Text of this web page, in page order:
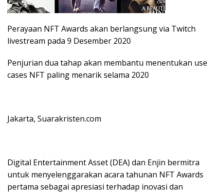
Perayaan NFT Awards akan berlangsung via Twitch
livestream pada 9 Desember 2020
Penjurian dua tahap akan membantu menentukan use
cases NFT paling menarik selama 2020
Jakarta, Suarakristen.com
Digital Entertainment Asset (DEA) dan Enjin bermitra
untuk menyelenggarakan acara tahunan NFT Awards
pertama sebagai apresiasi terhadap inovasi dan